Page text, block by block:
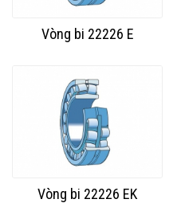
Vòng bi 22226 E
Vòng bi 22226 EK